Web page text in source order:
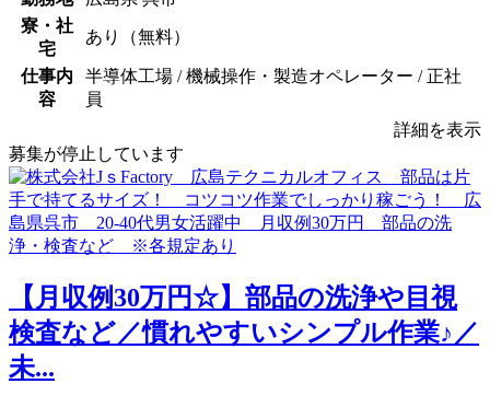
寮・社
宅
あり（無料）
仕事内
容
半導体工場 / 機械操作・製造オペレーター / 正社
員
詳細を表示
募集が停止しています
【月収例30万円☆】部品の洗浄や目視
検査など／慣れやすいシンプル作業♪／
未...